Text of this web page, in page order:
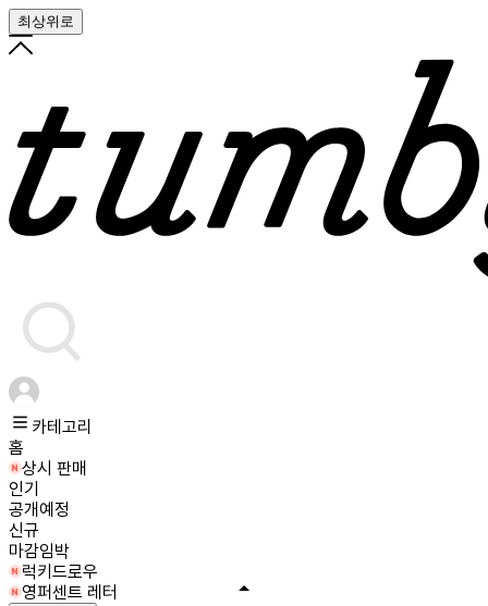
최상위로
카테고리
홈
상시 판매
인기
공개예정
신규
마감임박
럭키드로우
영퍼센트 레터